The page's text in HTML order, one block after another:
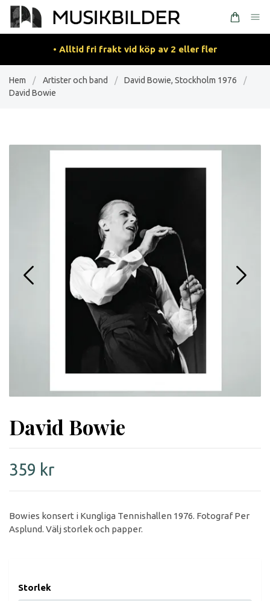
• Alltid fri frakt vid köp av 2 eller fler
Hem / Artister och band / David Bowie, Stockholm 1976
/
David Bowie
David Bowie
359 kr
Bowies konsert i Kungliga Tennishallen 1976. Fotograf Per
Asplund. Välj storlek och papper.
Storlek